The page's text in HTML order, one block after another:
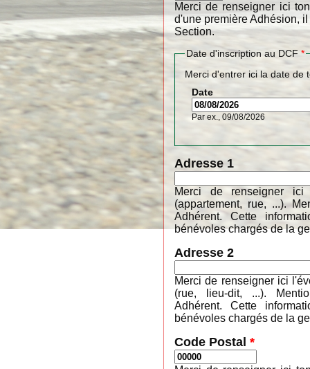
Merci de renseigner ici
d'une première Adhésion,
Section.
Date d'inscription au DCF *
Merci d'entrer ici la date de
Date
Par ex., 09/08/2026
Adresse 1
Merci de renseigner
(appartement, rue, ...).
Adhérent. Cette
bénévoles chargés de la
Adresse 2
Merci de renseigner ici
(rue, lieu-dit, ...).
Adhérent. Cette
bénévoles chargés de la
Code Postal *